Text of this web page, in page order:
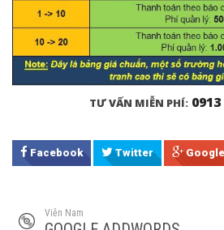
TƯ VẤN MIỄN PHÍ:
Facebook Twitter
Viễn Nam